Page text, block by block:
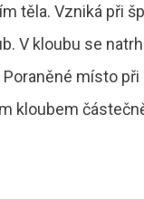
těla. Vzniká při
V kloubu se
místo
kloubem